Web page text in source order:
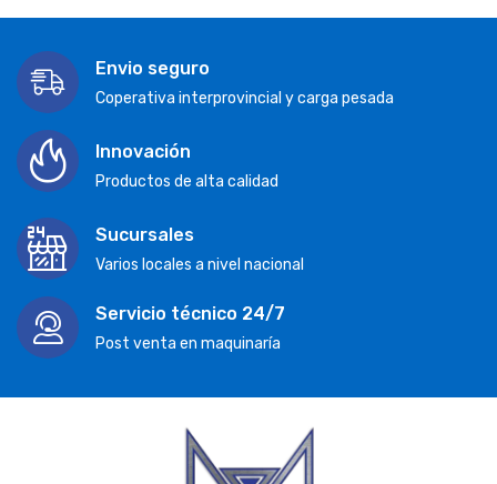
Envio seguro
Coperativa interprovincial y carga pesada
Innovación
Productos de alta calidad
Sucursales
Varios locales a nivel nacional
Servicio técnico 24/7
Post venta en maquinaría